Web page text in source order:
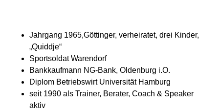
Jahrgang 1965,Göttinger, verheiratet, drei Kinder,
„Quiddje“
Sportsoldat Warendorf
Bankkaufmann NG-Bank, Oldenburg i.O.
Diplom Betriebswirt Universität Hamburg
seit 1990 als Trainer, Berater, Coach & Speaker
aktiv